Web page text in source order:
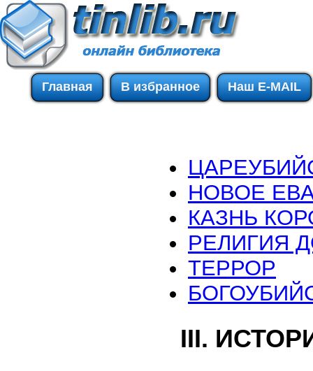
Главная В избранное Наш E-MAIL
НОВОЕ
КАЗНЬ
РЕЛИГИЯ
ТЕРРОР
III.